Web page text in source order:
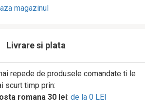
magazinul
Livrare si plata
repede de produsele comandate ti le
scurt timp prin:
romana 30 lei: de la 0 LEI